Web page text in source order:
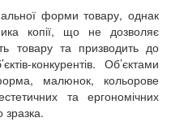
форми товару, однак
копії, що не дозволяє
товару та призводить до
конкурентів. Об’єктами
малюнок, кольорове
та ергономічних
зразка.